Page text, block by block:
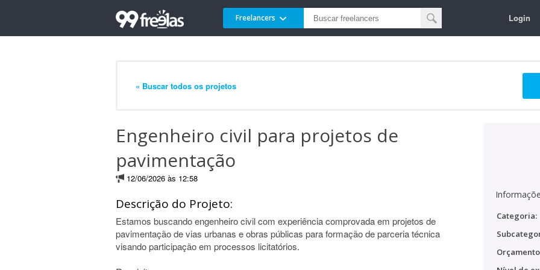
Freelancers Login
« Buscar todos os projetos
Engenheiro civil para projetos de
pavimentação
12/06/2026 às 12:58
Descrição do Projeto:
Estamos buscando engenheiro civil com experiência comprovada em projetos de
pavimentação de vias urbanas e obras públicas para formação de parceria técnica
visando participação em processos licitatórios.
Categoria: